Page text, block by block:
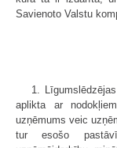
Savienoto Valstu
1.
aplikta ar
uzņēmums veic
tur esošo